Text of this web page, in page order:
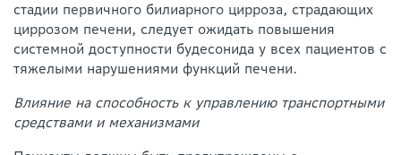
стадии первичного билиарного цирроза, страдающих
циррозом печени, следует ожидать повышения
системной доступности будесонида у всех пациентов с
тяжелыми нарушениями функций печени.
Влияние на способность к управлению транспортными
средствами и механизмами